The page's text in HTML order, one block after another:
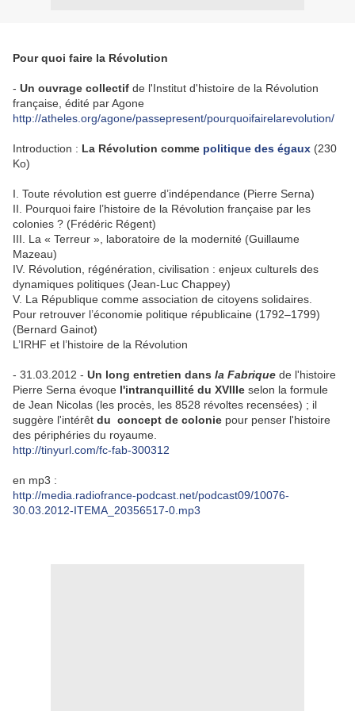
Pour quoi faire la Révolution
- Un ouvrage collectif de l'Institut d'histoire de la Révolution
française, édité par Agone
http://atheles.org/agone/passepresent/pourquoifairelarevolution/
Introduction : La Révolution comme politique des égaux (230
Ko)
I. Toute révolution est guerre d’indépendance (Pierre Serna)
II. Pourquoi faire l’histoire de la Révolution française par les
colonies ? (Frédéric Régent)
III. La « Terreur », laboratoire de la modernité (Guillaume
Mazeau)
IV. Révolution, régénération, civilisation : enjeux culturels des
dynamiques politiques (Jean-Luc Chappey)
V. La République comme association de citoyens solidaires.
Pour retrouver l’économie politique républicaine (1792–1799)
(Bernard Gainot)
L’IRHF et l’histoire de la Révolution
- 31.03.2012 - Un long entretien dans la Fabrique de l'histoire
Pierre Serna évoque l'intranquillité du XVIIIe selon la formule
de Jean Nicolas (les procès, les 8528 révoltes recensées) ; il
suggère l'intérêt du concept de colonie pour penser l'histoire
des périphéries du royaume.
http://tinyurl.com/fc-fab-300312
en mp3 :
http://media.radiofrance-podcast.net/podcast09/10076-
30.03.2012-ITEMA_20356517-0.mp3